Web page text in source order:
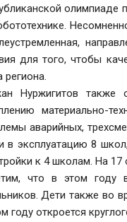
олимпиаде
для того, чтобы
региона.
Нуржигитов также
материально-
аварийных,
в эксплуатацию 8
к 4 школам. На 17
что в этом году
Дети также во
году откроется